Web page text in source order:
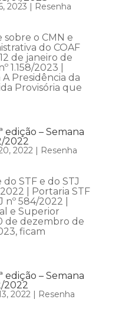
2023 | Resenha
o CMN e
do COAF
de janeiro de
1.158/2023 |
Presidência da
Provisória que
edição – Semana
2022
2022| Resenha
STF e do STJ
| Portaria STF
nº 584/2022 |
e Superior
de dezembro de
ficam
edição – Semana
2022
2022| Resenha